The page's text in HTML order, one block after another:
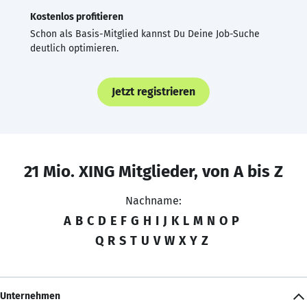
Kostenlos profitieren
Schon als Basis-Mitglied kannst Du Deine Job-Suche
deutlich optimieren.
Jetzt registrieren
21 Mio. XING Mitglieder, von A bis Z
Nachname:
A B C D E F G H I J K L M N O P
Q R S T U V W X Y Z
Unternehmen